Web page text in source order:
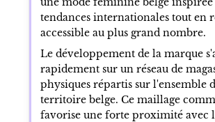
tendances internationales tout en
accessible au plus grand nombre.
Le développement de la marque
rapidement sur un réseau de
physiques répartis sur l'ensemble
territoire belge. Ce maillage
favorise une forte proximité avec